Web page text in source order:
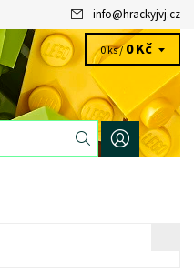
info@hrackyjvj.cz
0 ks /0 Kč